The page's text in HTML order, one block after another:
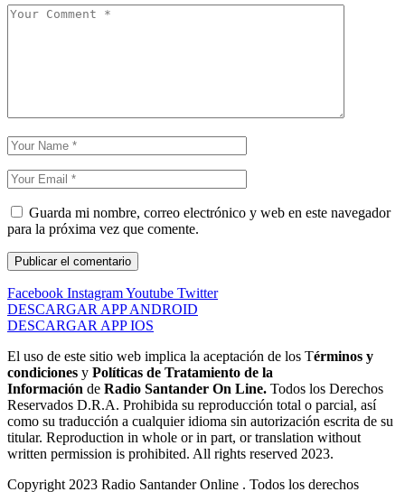
Guarda mi nombre, correo electrónico y web en este navegador
para la próxima vez que comente.
Facebook InstagramYoutube Twitter
DESCARGAR APP ANDROID
DESCARGAR APP IOS
El uso de este sitio web implica la aceptación de los Términos y
condiciones y Políticas de Tratamiento de la
Información de Radio Santander On Line. Todos los Derechos
Reservados D.R.A. Prohibida su reproducción total o parcial, así
como su traducción a cualquier idioma sin autorización escrita de su
titular. Reproduction in whole or in part, or translation without
written permission is prohibited. All rights reserved 2023.
Copyright 2023 Radio Santander Online . Todos los derechos